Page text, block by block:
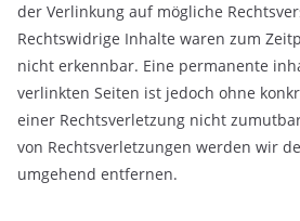
der Verlinkung auf mögliche
Rechtswidrige Inhalte waren zum
nicht erkennbar. Eine permanente
verlinkten Seiten ist jedoch ohne
einer Rechtsverletzung nicht
von Rechtsverletzungen werden wir
umgehend entfernen.